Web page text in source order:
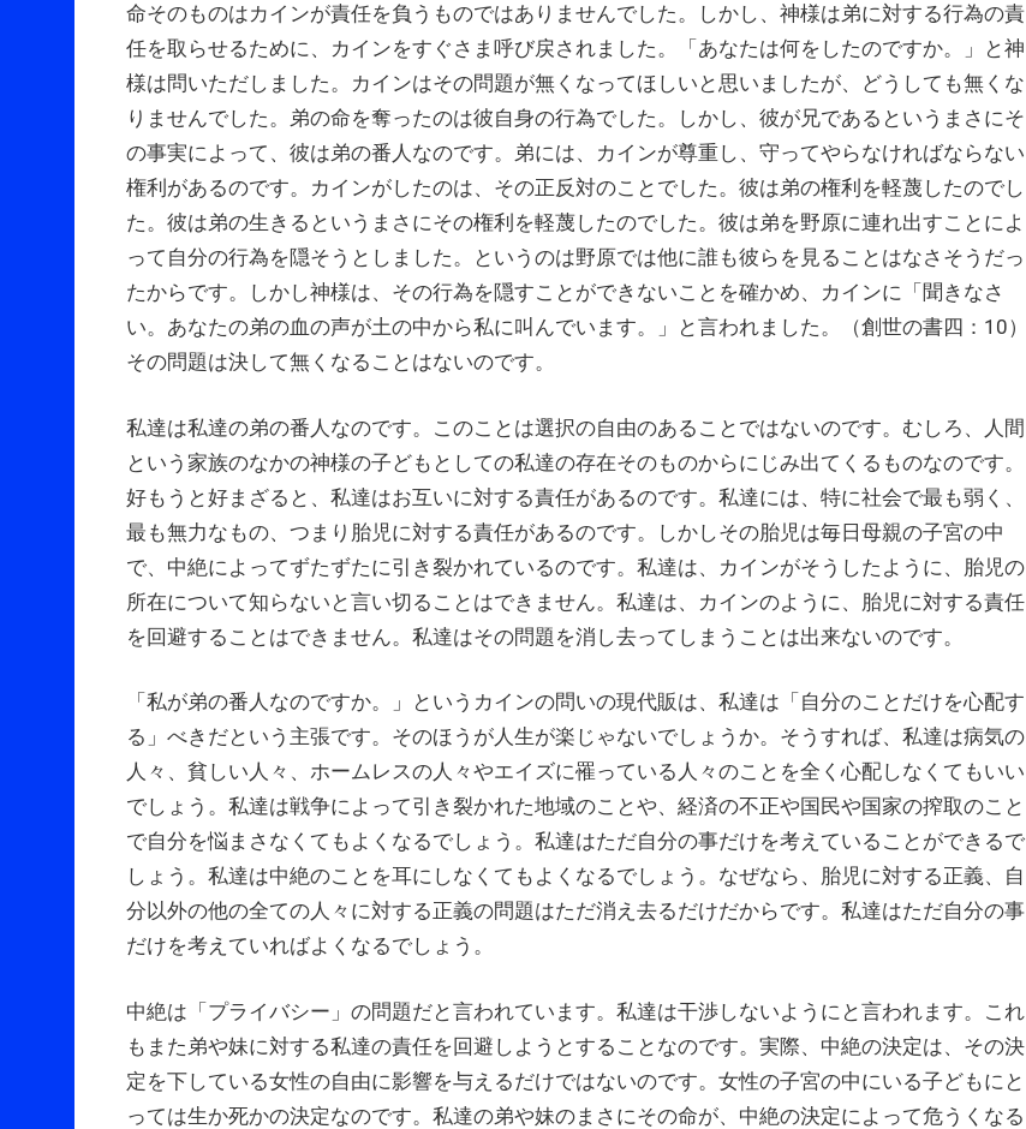
命そのものはカインが責任を負うものではありませんでした。しかし、神様は弟に対する行為の責
任を取らせるために、カインをすぐさま呼び戻されました。「あなたは何をしたのですか。」と神
様は問いただしました。カインはその問題が無くなってほしいと思いましたが、どうしても無くな
りませんでした。弟の命を奪ったのは彼自身の行為でした。しかし、彼が兄であるというまさにそ
の事実によって、彼は弟の番人なのです。弟には、カインが尊重し、守ってやらなければならない
権利があるのです。カインがしたのは、その正反対のことでした。彼は弟の権利を軽蔑したのでし
た。彼は弟の生きるというまさにその権利を軽蔑したのでした。彼は弟を野原に連れ出すことによ
って自分の行為を隠そうとしました。というのは野原では他に誰も彼らを見ることはなさそうだっ
たからです。しかし神様は、その行為を隠すことができないことを確かめ、カインに「聞きなさ
い。あなたの弟の血の声が土の中から私に叫んでいます。」と言われました。（創世の書四：10）
その問題は決して無くなることはないのです。
私達は私達の弟の番人なのです。このことは選択の自由のあることではないのです。むしろ、人間
という家族のなかの神様の子どもとしての私達の存在そのものからにじみ出てくるものなのです。
好もうと好まざると、私達はお互いに対する責任があるのです。私達には、特に社会で最も弱く、
最も無力なもの、つまり胎児に対する責任があるのです。しかしその胎児は毎日母親の子宮の中
で、中絶によってずたずたに引き裂かれているのです。私達は、カインがそうしたように、胎児の
所在について知らないと言い切ることはできません。私達は、カインのように、胎児に対する責任
を回避することはできません。私達はその問題を消し去ってしまうことは出来ないのです。
「私が弟の番人なのですか。」というカインの問いの現代販は、私達は「自分のことだけを心配す
る」べきだという主張です。そのほうが人生が楽じゃないでしょうか。そうすれば、私達は病気の
人々、貧しい人々、ホームレスの人々やエイズに罹っている人々のことを全く心配しなくてもいい
でしょう。私達は戦争によって引き裂かれた地域のことや、経済の不正や国民や国家の搾取のこと
で自分を悩まさなくてもよくなるでしょう。私達はただ自分の事だけを考えていることができるで
しょう。私達は中絶のことを耳にしなくてもよくなるでしょう。なぜなら、胎児に対する正義、自
分以外の他の全ての人々に対する正義の問題はただ消え去るだけだからです。私達はただ自分の事
だけを考えていればよくなるでしょう。
中絶は「プライバシー」の問題だと言われています。私達は干渉しないようにと言われます。これ
もまた弟や妹に対する私達の責任を回避しようとすることなのです。実際、中絶の決定は、その決
定を下している女性の自由に影響を与えるだけではないのです。女性の子宮の中にいる子どもにと
っては生か死かの決定なのです。私達の弟や妹のまさにその命が、中絶の決定によって危うくなる